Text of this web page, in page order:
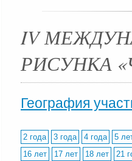
IV
РИСУНКА
География
2 года 3 года 4 года
5
16 лет
17 лет 18 лет 21